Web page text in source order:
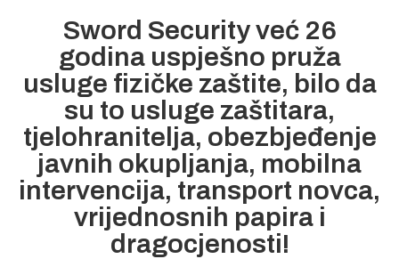
Sword Security već 26
godina uspješno pruža
usluge fizičke zaštite, bilo da
su to usluge zaštitara,
tjelohranitelja, obezbjeđenje
javnih okupljanja, mobilna
intervencija, transport novca,
vrijednosnih papira i
dragocjenosti!